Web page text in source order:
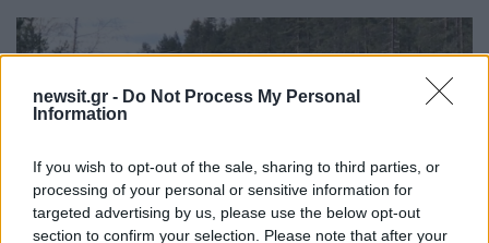
newsit.gr - Do Not Process My Personal
Information
If you wish to opt-out of the sale, sharing to third parties, or
processing of your personal or sensitive information for
targeted advertising by us, please use the below opt-out
section to confirm your selection. Please note that after your